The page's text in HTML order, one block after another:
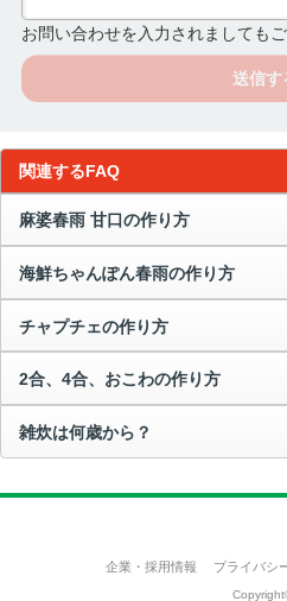
お問い合わせを入力されましても
送信す
関連するFAQ
麻婆春雨 甘口の作り方
海鮮ちゃんぽん春雨の作り方
チャプチェの作り方
2合、4合、おこわの作り方
雑炊は何歳から？
企業・採用情報 プライバシ